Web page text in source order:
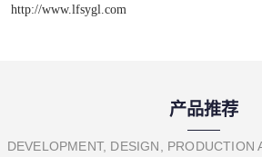
http://www.lfsygl.com
产品推荐
DEVELOPMENT, DESIGN, PRODUCTION